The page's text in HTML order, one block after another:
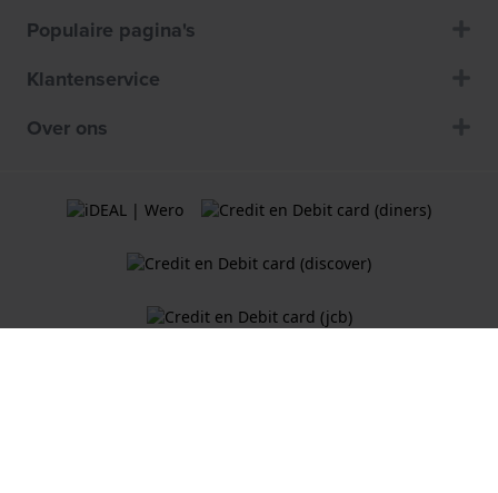
Populaire pagina's
Klantenservice
Over ons